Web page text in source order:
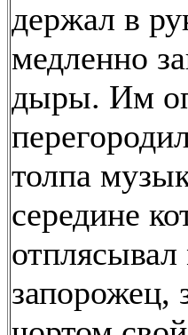
держал в
медленно
дыры. Им
толпа
середине
запорожец,